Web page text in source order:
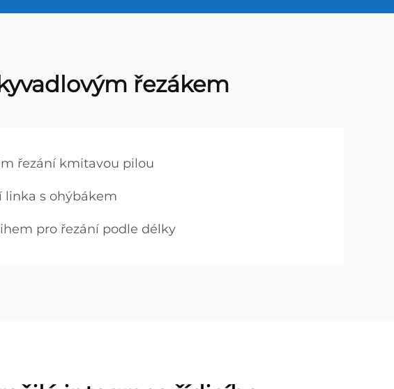
řezákem
řezání kmitavou pilou
linka s ohýbákem
pro řezání podle délky